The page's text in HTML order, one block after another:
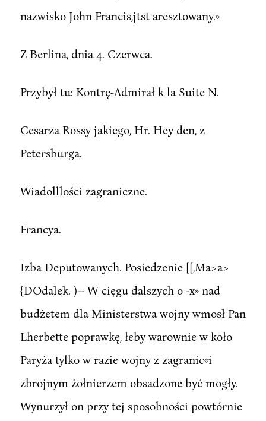
nazwisko John Francis,jtst aresztowany.»
Z Berlina, dnia 4. Czerwca.
Przybył tu: Kontrę-Admirał k la Suite N.
Cesarza Rossy jakiego, Hr. Hey den, z
Petersburga.
Wiadolllości zagraniczne.
Francya.
Izba Deputowanych. Posiedzenie [[,Ma>a>
{DOdalek. )-- W cięgu dalszych o -x» nad
budżetem dla Ministerstwa wojny wmosł Pan
Lherbette poprawkę, łeby warownie w koło
Paryża tylko w razie wojny z zagranic«i
zbrojnym żołnierzem obsadzone być mogły.
Wynurzył on przy tej sposobności powtórnie